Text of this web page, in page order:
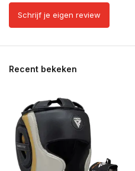
Schrijf je eigen review
Recent bekeken